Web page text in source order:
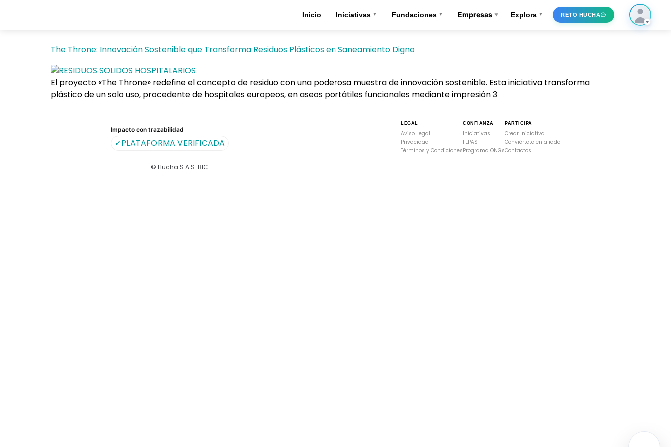
Inicio Iniciativas ▼ Fundaciones ▼ Empresas ▼ Explora ▼ RETO HUCHA
The Throne: Innovación Sostenible que Transforma Residuos Plásticos en Saneamiento Digno
El proyecto «The Throne» redefine el concepto de residuo con una poderosa muestra de innovación sostenible. Esta iniciativa transforma
plástico de un solo uso, procedente de hospitales europeos, en aseos portátiles funcionales mediante impresión 3
Impacto con trazabilidad
✓PLATAFORMA VERIFICADA
LEGAL
Aviso Legal
Privacidad
Términos y Condiciones
CONFIANZA
Iniciativas
FEPAS
Programa ONGs
PARTICIPA
Crear Iniciativa
Conviértete en aliado
Contactos
© Hucha S.A.S. BIC